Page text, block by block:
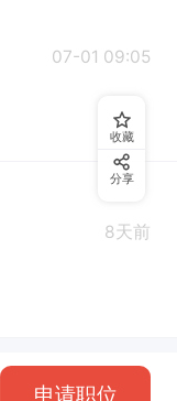
07-01 09:05
8天前
收藏
分享
申请职位